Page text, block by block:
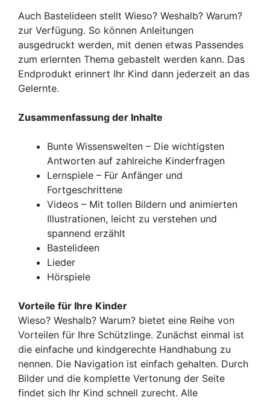
Auch Bastelideen stellt Wieso? Weshalb? Warum?
zur Verfügung. So können Anleitungen
ausgedruckt werden, mit denen etwas Passendes
zum erlernten Thema gebastelt werden kann. Das
Endprodukt erinnert Ihr Kind dann jederzeit an das
Gelernte.
Zusammenfassung der Inhalte
Bunte Wissenswelten – Die wichtigsten
Antworten auf zahlreiche Kinderfragen
Lernspiele – Für Anfänger und
Fortgeschrittene
Videos – Mit tollen Bildern und animierten
Illustrationen, leicht zu verstehen und
spannend erzählt
Bastelideen
Lieder
Hörspiele
Vorteile für Ihre Kinder
Wieso? Weshalb? Warum? bietet eine Reihe von
Vorteilen für Ihre Schützlinge. Zunächst einmal ist
die einfache und kindgerechte Handhabung zu
nennen. Die Navigation ist einfach gehalten. Durch
Bilder und die komplette Vertonung der Seite
findet sich Ihr Kind schnell zurecht. Alle